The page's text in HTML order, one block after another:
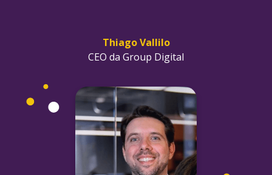
Thiago Vallilo
CEO da Group Digital